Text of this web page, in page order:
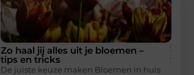
Zo haal jij alles uit je bloemen –
tips en tricks
De juiste keuze maken Bloemen in huis